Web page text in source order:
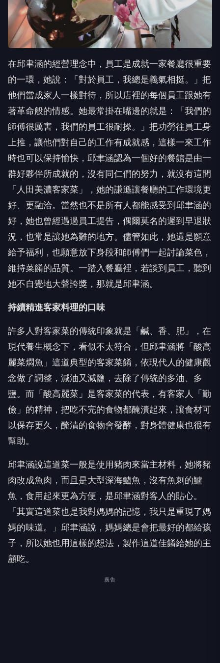
在邱聿涵的經營理念中，員工是成就一家餐廳很重要
的一環，她說：「對於員工，我總是義氣相挺。」把
他們當成家人一樣對待，所以店裡的每個員工跟她有
著革命般的情感。她最常掛在嘴邊的就是：「我們的
師傅很厲害，我們的員工很耐操。」把功勞往員工身
上推，讓他們對自己的工作有成就感，這樣一來工作
時也可以保持愉快，邱聿涵認為一個好的餐館是由一
群好夥伴所成就的，沒有同仁們的努力，就沒有這間
「人田美濃客家菜」，她的謙遜讓餐廳的工作環境更
好、更融洽。當然也不是所有人都能感受到邱聿涵的
好，她也曾經遇過員工提告，偶爾莫名的遲到早退狀
況，也常是讓她為難的地方。儘管如此，她還是願意
給予福利，也願意放下身段和師傅們一起討論菜色，
維持菜餚的品質。一踏入餐廳裡，若談到員工，聽到
她不自覺地大聲誇獎，那就是邱聿涵。
持續精進客家料理的口味
許多人對客家菜的傳統印象就是「鹹、香、肥」，在
現代養生概念下，看似不太符合，但邱聿涵將「酸高
麗菜燜魚」這道典型的客家菜餚，依現代人的健康觀
念做了調整，減油又減鹽，去除了傳統的多油、多
鹽。而「酸高麗菜」是客家菜的代表，有客家人「勤
儉」的精神，把吃不完的食物都醃漬起來，讓食材可
以保存更久，醃漬的食物會發酵，對身體健康也很有
幫助。
邱聿涵說這道菜一般是使用豬肉來當主材料，她將豬
肉改成魚肉，而且是大型深海鱸魚，沒有魚刺的鱸
魚，食用起來更為方便，是邱聿涵對客人的貼心。
「其實這道菜也是我對媽媽的記憶，我只是重現了媽
媽的味道。」邱聿涵說，媽媽總是會把最好的都給孩
子，所以她也用這樣的想法，製作這道佳餚給她的主
顧吃。
廣告